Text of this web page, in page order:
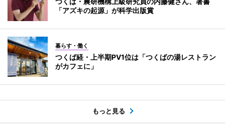
「アズキの起源」が科学出版賞
暮らす・働く
つくば経・上半期PV1位は「つくばの湯レストラン
がカフェに」
もっと見る